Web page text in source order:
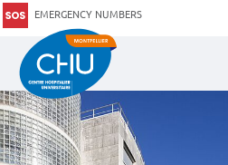
EMERGENCY NUMBERS